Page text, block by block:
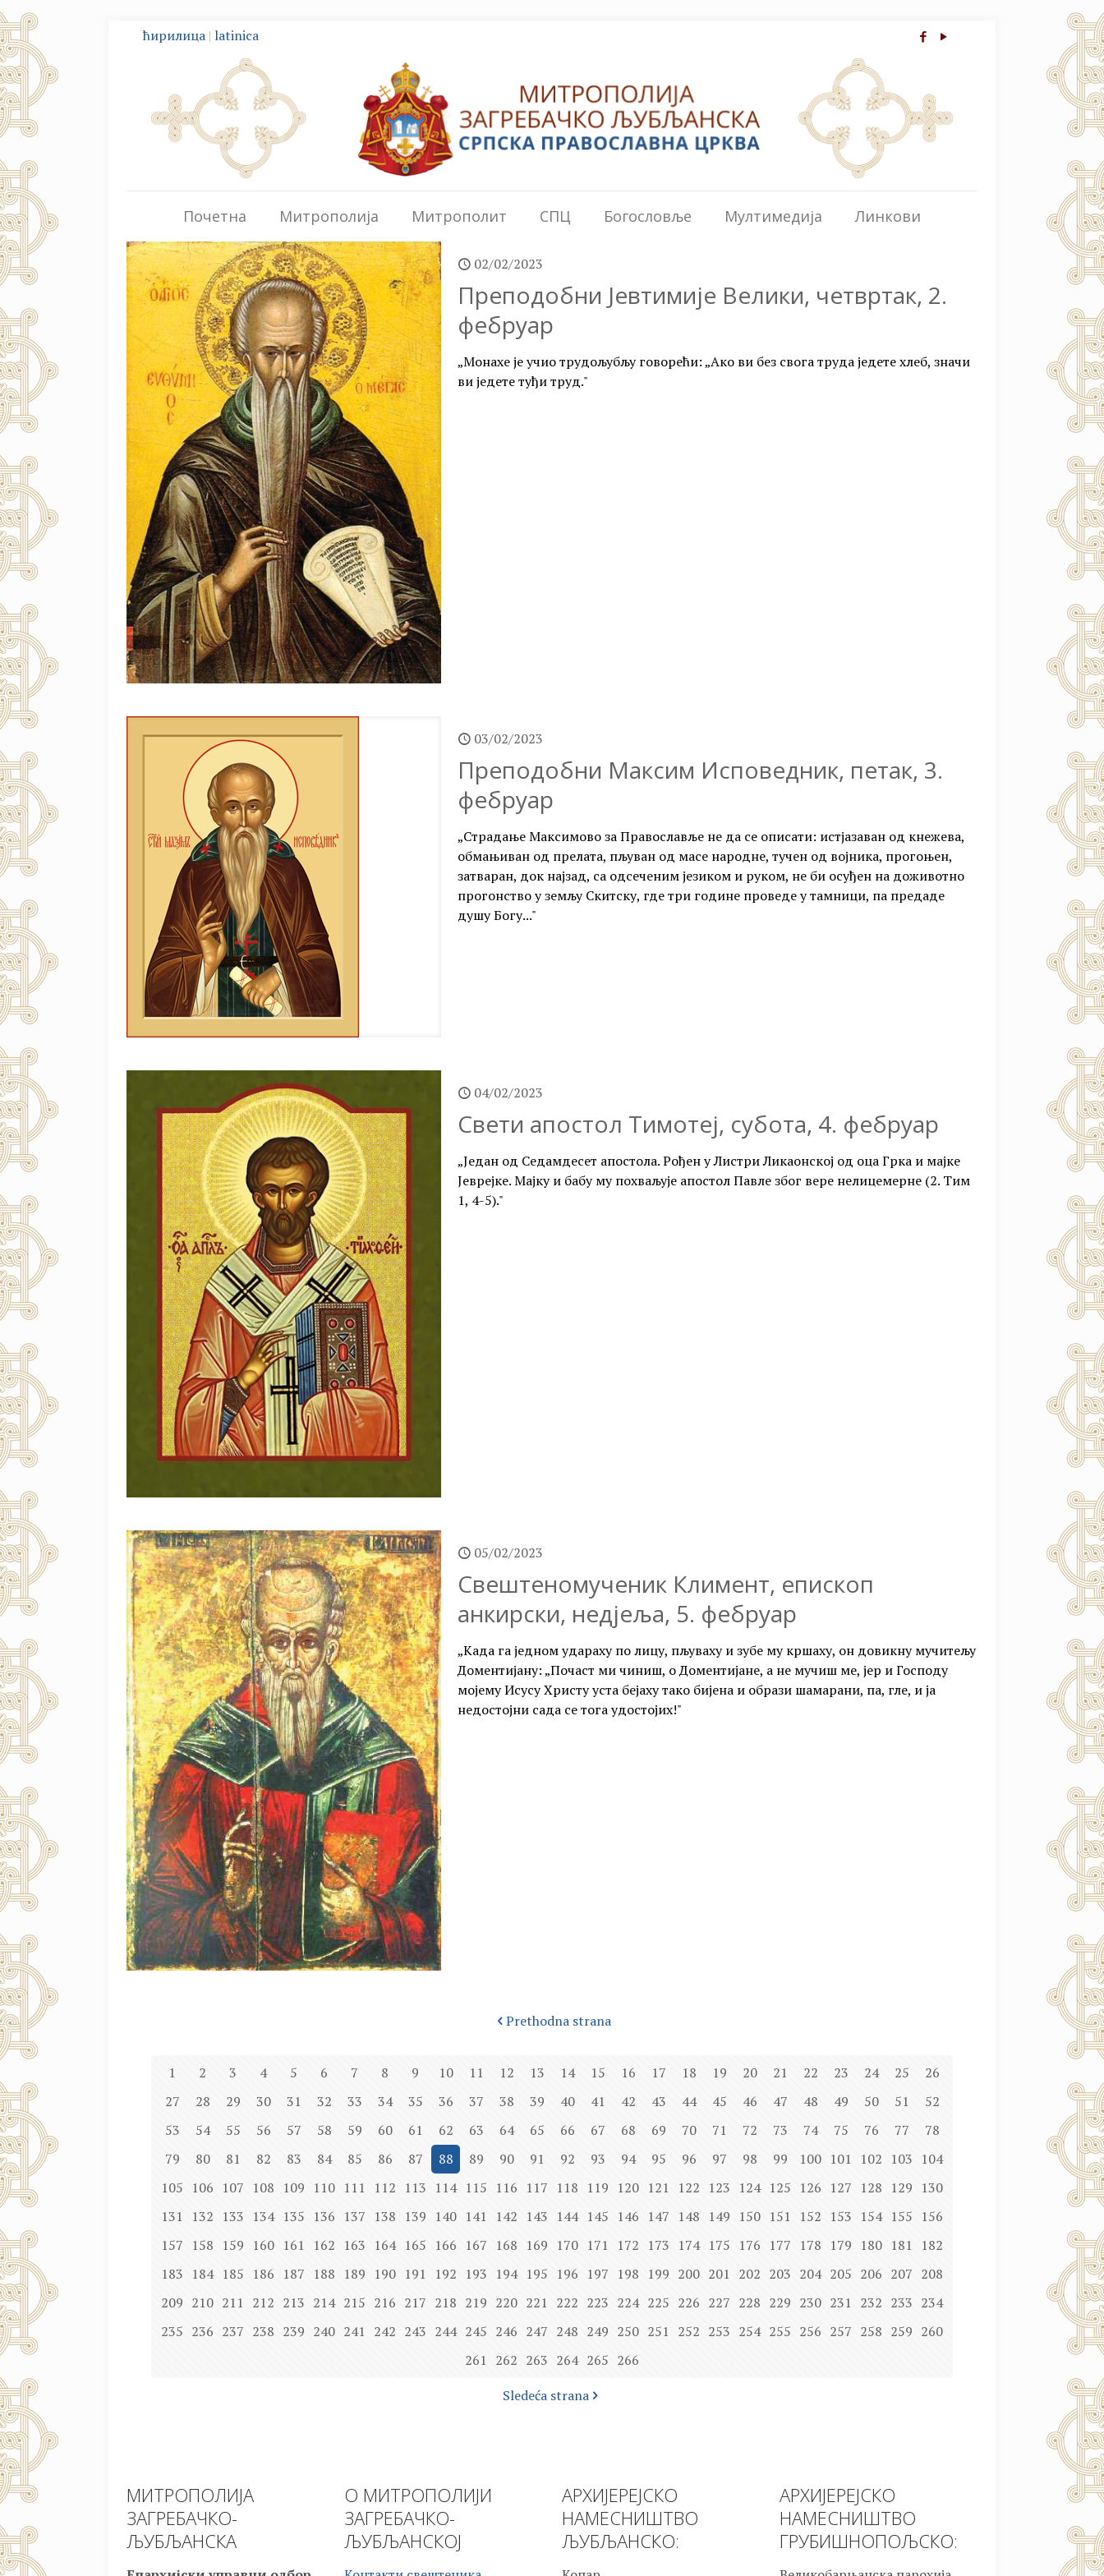
ћирилица | latinica
Почетна Митрополија Митрополит СПЦ Богословље Мултимедија Линкови
02/02/2023
Преподобни Јевтимије Велики, четвртак, 2.
фебруар
„Монахе је учио трудољубљу говорећи: „Ако ви без свога труда једете хлеб, значи
ви једете туђи труд."
03/02/2023
Преподобни Максим Исповедник, петак, 3.
фебруар
„Страдање Максимово за Православље не да се описати: истјазаван од кнежева,
обмањиван од прелата, пљуван од масе народне, тучен од војника, прогоњен,
затваран, док најзад, са одсеченим језиком и руком, не би осуђен на доживотно
прогонство у земљу Скитску, где три године проведе у тамници, па предаде
душу Богу..."
04/02/2023
Свети апостол Тимотеј, субота, 4. фебруар
„Један од Седамдесет апостола. Рођен у Листри Ликаонској од оца Грка и мајке
Јеврејке. Мајку и бабу му похваљује апостол Павле због вере нелицемерне (2. Тим
1, 4-5)."
05/02/2023
Свештеномученик Климент, епископ
анкирски, недјеља, 5. фебруар
„Када га једном удараху по лицу, пљуваху и зубе му кршаху, он довикну мучитељу
Доментијану: „Почаст ми чиниш, о Доментијане, а не мучиш ме, јер и Господу
мојему Исусу Христу уста бејаху тако бијена и образи шамарани, па, гле, и ја
недостојни сада се тога удостојих!"
Prethodna strana
1 2 3 4 5 6 7 8 9 10 11 12 13 14 15 16 17 18 19 20 21 22 23 24 25
26
27
28 29 30 31 32 33 34 35 36 37 38 39 40 41 42 43 44 45 46 47 48 49 50 51
52
53
54 55 56 57 58 59 60 61 62 63 64 65 66 67 68 69 70 71 72 73 74 75 76 77
78
79
80 81 82 83 84 85 86 87 88 89 90 91 92 93 94 95 96 97 98 99 100 101 102 103 104
105 106 107 108 109 110 111 112 113 114 115 116 117 118 119 120 121 122 123 124 125 126 127 128 129 130
131
132 133 134 135 136 137 138 139 140 141 142 143 144 145 146 147 148 149 150 151 152 153 154 155 156
157 158 159 160 161 162 163 164 165 166 167 168 169 170 171 172 173 174 175 176 177 178 179 180 181
182
183 184 185 186 187 188 189 190 191 192 193 194 195 196 197 198 199 200 201 202 203 204 205 206 207 208
209 210 211 212 213 214 215 216 217 218 219 220 221 222 223 224 225 226 227 228 229 230 231 232 233 234
235 236 237 238 239 240 241 242 243 244 245 246 247 248 249 250 251 252 253 254 255 256 257 258 259 260
261 262 263 264 265 266
Sledeća strana
МИТРОПОЛИЈА
ЗАГРЕБАЧКО-
ЉУБЉАНСКА
О МИТРОПОЛИЈИ
ЗАГРЕБАЧКО-
ЉУБЉАНСКОЈ
АРХИЈЕРЕЈСКО
НАМЕСНИШТВО
ЉУБЉАНСКО:
АРХИЈЕРЕЈСКО
НАМЕСНИШТВО
ГРУБИШНОПОЉСКО: